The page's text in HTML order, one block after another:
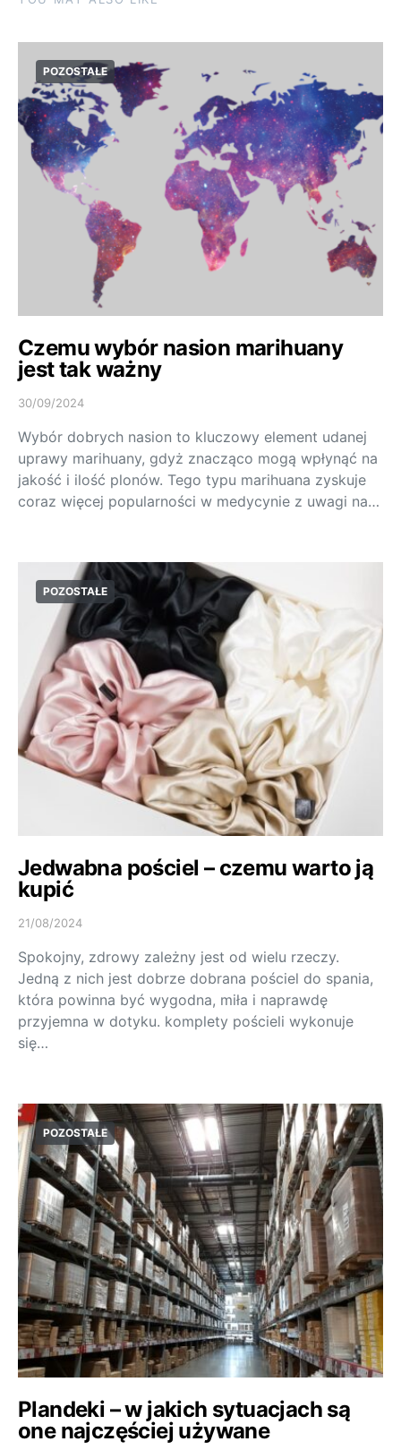
POZOSTAŁE
Czemu wybór nasion marihuany
jest tak ważny
30/09/2024
Wybór dobrych nasion to kluczowy element udanej
uprawy marihuany, gdyż znacząco mogą wpłynąć na
jakość i ilość plonów. Tego typu marihuana zyskuje
coraz więcej popularności w medycynie z uwagi na…
POZOSTAŁE
Jedwabna pościel – czemu warto ją
kupić
21/08/2024
Spokojny, zdrowy zależny jest od wielu rzeczy.
Jedną z nich jest dobrze dobrana pościel do spania,
która powinna być wygodna, miła i naprawdę
przyjemna w dotyku. komplety pościeli wykonuje
się…
POZOSTAŁE
Plandeki – w jakich sytuacjach są
one najczęściej używane